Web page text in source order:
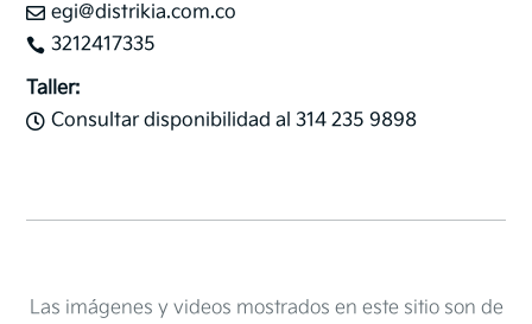
 egi@distrikia.com.co
 3212417335
Taller:
 Consultar disponibilidad al 314 235 9898
Las imágenes y videos mostrados en este sitio son de